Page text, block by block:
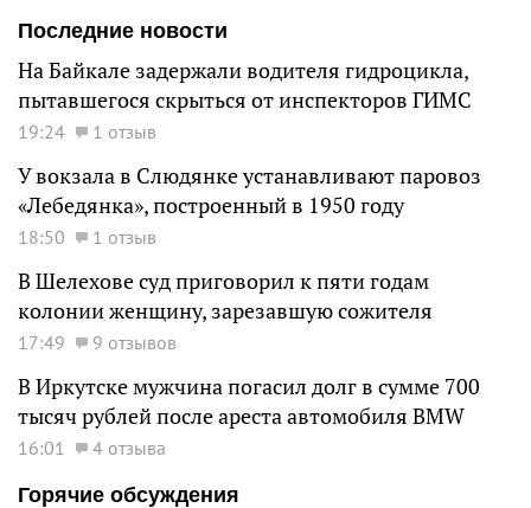
Последние новости
На Байкале задержали водителя гидроцикла,
пытавшегося скрыться от инспекторов ГИМС
19:24 1 отзыв
У вокзала в Слюдянке устанавливают паровоз
«Лебедянка», построенный в 1950 году
18:50 1 отзыв
В Шелехове суд приговорил к пяти годам
колонии женщину, зарезавшую сожителя
17:49 9 отзывов
В Иркутске мужчина погасил долг в сумме 700
тысяч рублей после ареста автомобиля BMW
16:01
4 отзыва
Горячие обсуждения